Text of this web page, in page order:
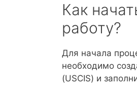
Как
работу?
Для начала
необходимо
(USCIS) и